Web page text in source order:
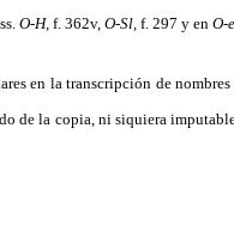
O-H, f. 362v, O-Sl, f. 297 y en O-
en la transcripción de
de la copia, ni siquiera